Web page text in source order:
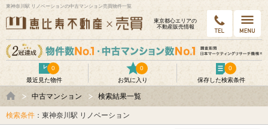
東神奈川駅 リノベーションの中古マンション売買物件一覧
東京都⼼エリアの
不動産販売情報
最近見た物件
0
お気に入り
0
保存した検索条件
0
中古マンション 検索結果一覧
検索条件 ：東神奈川駅 リノベーション